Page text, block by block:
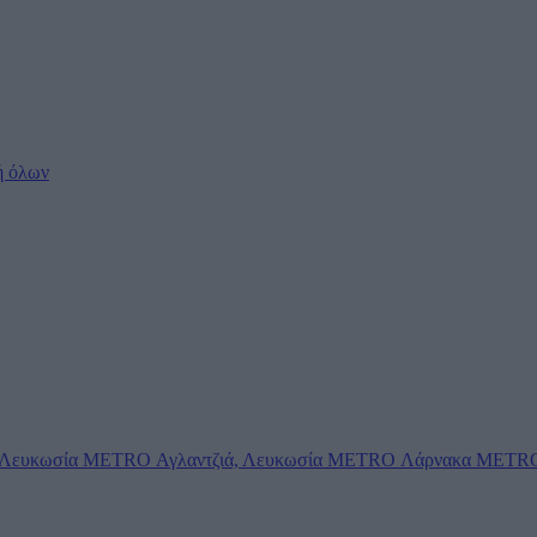
όλων
METRO Αγλαντζιά, Λευκωσία METRO Λάρνακα